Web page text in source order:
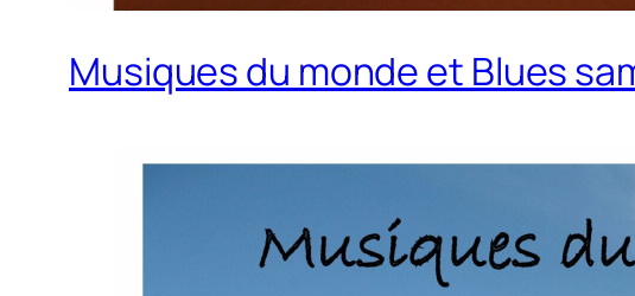
Musiques du monde et Blues